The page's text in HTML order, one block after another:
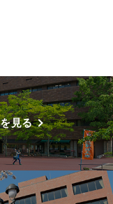
見る